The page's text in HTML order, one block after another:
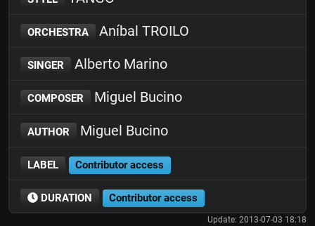
ORCHESTRA Aníbal TROILO
SINGER Alberto Marino
COMPOSER Miguel Bucino
AUTHOR Miguel Bucino
LABEL Contributor access
DURATION Contributor access
Update: 2013-07-03 18:18